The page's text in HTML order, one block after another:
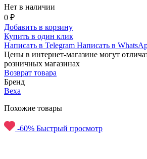
Нет в наличии
0 ₽
Добавить в корзину
Купить в один клик
Написать в Telegram Написать в
Цены в интернет-магазине могут
розничных магазинах
Возврат товара
Бренд
Bexa
Похожие товары
-60% Быстрый просмотр